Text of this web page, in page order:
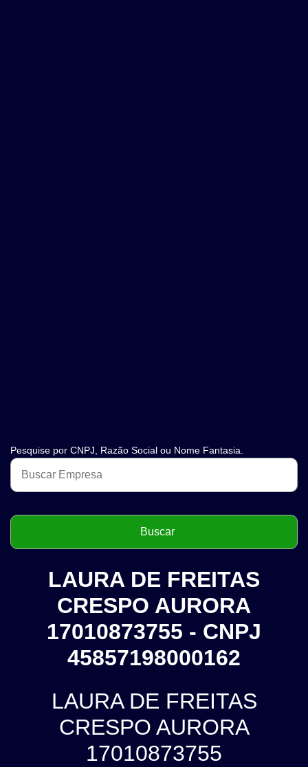
Pesquise por CNPJ, Razão Social ou Nome Fantasia.
LAURA DE FREITAS
CRESPO AURORA
17010873755 - CNPJ
45857198000162
LAURA DE FREITAS
CRESPO AURORA
17010873755